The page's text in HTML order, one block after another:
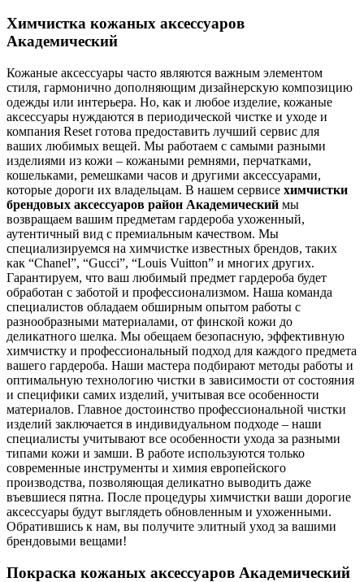
Химчистка кожаных аксессуаров
Академический
Кожаные аксессуары часто являются важным элементом
стиля, гармонично дополняющим дизайнерскую композицию
одежды или интерьера. Но, как и любое изделие, кожаные
аксессуары нуждаются в периодической чистке и уходе и
компания Reset готова предоставить лучший сервис для
ваших любимых вещей. Мы работаем с самыми разными
изделиями из кожи – кожаными ремнями, перчатками,
кошельками, ремешками часов и другими аксессуарами,
которые дороги их владельцам. В нашем сервисе химчистки
брендовых аксессуаров район Академический мы
возвращаем вашим предметам гардероба ухоженный,
аутентичный вид с премиальным качеством. Мы
специализируемся на химчистке известных брендов, таких
как “Chanel”, “Gucci”, “Louis Vuitton” и многих других.
Гарантируем, что ваш любимый предмет гардероба будет
обработан с заботой и профессионализмом. Наша команда
специалистов обладаем обширным опытом работы с
разнообразными материалами, от финской кожи до
деликатного шелка. Мы обещаем безопасную, эффективную
химчистку и профессиональный подход для каждого предмета
вашего гардероба. Наши мастера подбирают методы работы и
оптимальную технологию чистки в зависимости от состояния
и специфики самих изделий, учитывая все особенности
материалов. Главное достоинство профессиональной чистки
изделий заключается в индивидуальном подходе – наши
специалисты учитывают все особенности ухода за разными
типами кожи и замши. В работе используются только
современные инструменты и химия европейского
производства, позволяющая деликатно выводить даже
въевшиеся пятна. После процедуры химчистки ваши дорогие
аксессуары будут выглядеть обновленным и ухоженными.
Обратившись к нам, вы получите элитный уход за вашими
брендовыми вещами!
Покраска кожаных аксессуаров Академический